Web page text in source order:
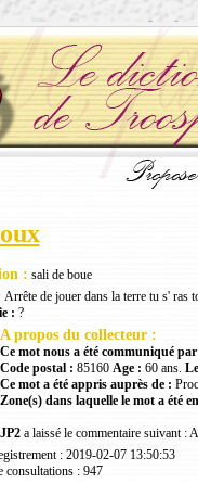
: sali de boue
Arrête de jouer dans la terre tu s' ras
: ?
A propos du collecteur :
Ce mot nous a été communiqué
Code postal : 85160 Age : 60 ans.
Ce mot a été appris auprès de :
Zone(s) dans laquelle le mot a été
JP2a laissé le commentaire suivant :
: 2019-02-07 13:50:53
consultations : 947